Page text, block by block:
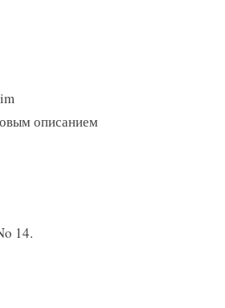
описанием
14.